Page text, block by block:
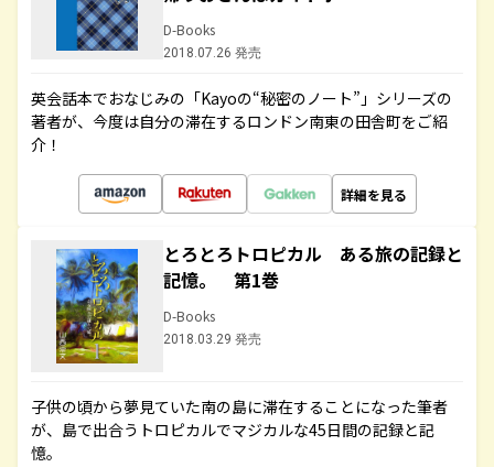
D-Books
2018.07.26 発売
英会話本でおなじみの「Kayoの“秘密のノート”」シリーズの
著者が、今度は自分の滞在するロンドン南東の田舎町をご紹
介！
詳細を見る
とろとろトロピカル ある旅の記録と
記憶。 第1巻
D-Books
2018.03.29 発売
子供の頃から夢見ていた南の島に滞在することになった筆者
が、島で出合うトロピカルでマジカルな45日間の記録と記
憶。